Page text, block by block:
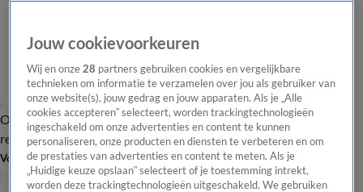
Overzicht Laatste nieuws Regionieuws Het beste van Hart
Tip de
redactie
Volg Hart van Nederland
Jouw cookievoorkeuren
Wij en onze28 partners gebruiken cookies en vergelijkbare
technieken om informatie te verzamelen over jou als gebruiker van
onze website(s), jouw gedrag en jouw apparaten. Als je „Alle
cookies accepteren” selecteert, worden trackingtechnologieën
ingeschakeld om onze advertenties en content te kunnen
personaliseren, onze producten en diensten te verbeteren en om
de prestaties van advertenties en content te meten. Als je
„Huidige keuze opslaan” selecteert of je toestemming intrekt,
worden deze trackingtechnologieën uitgeschakeld. We gebruiken